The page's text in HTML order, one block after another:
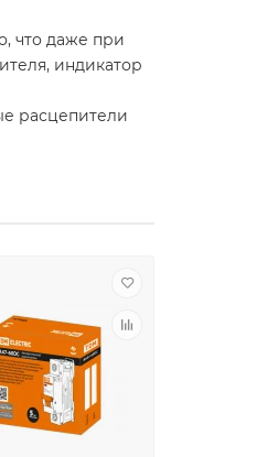
что даже при
индикатор
расцепители